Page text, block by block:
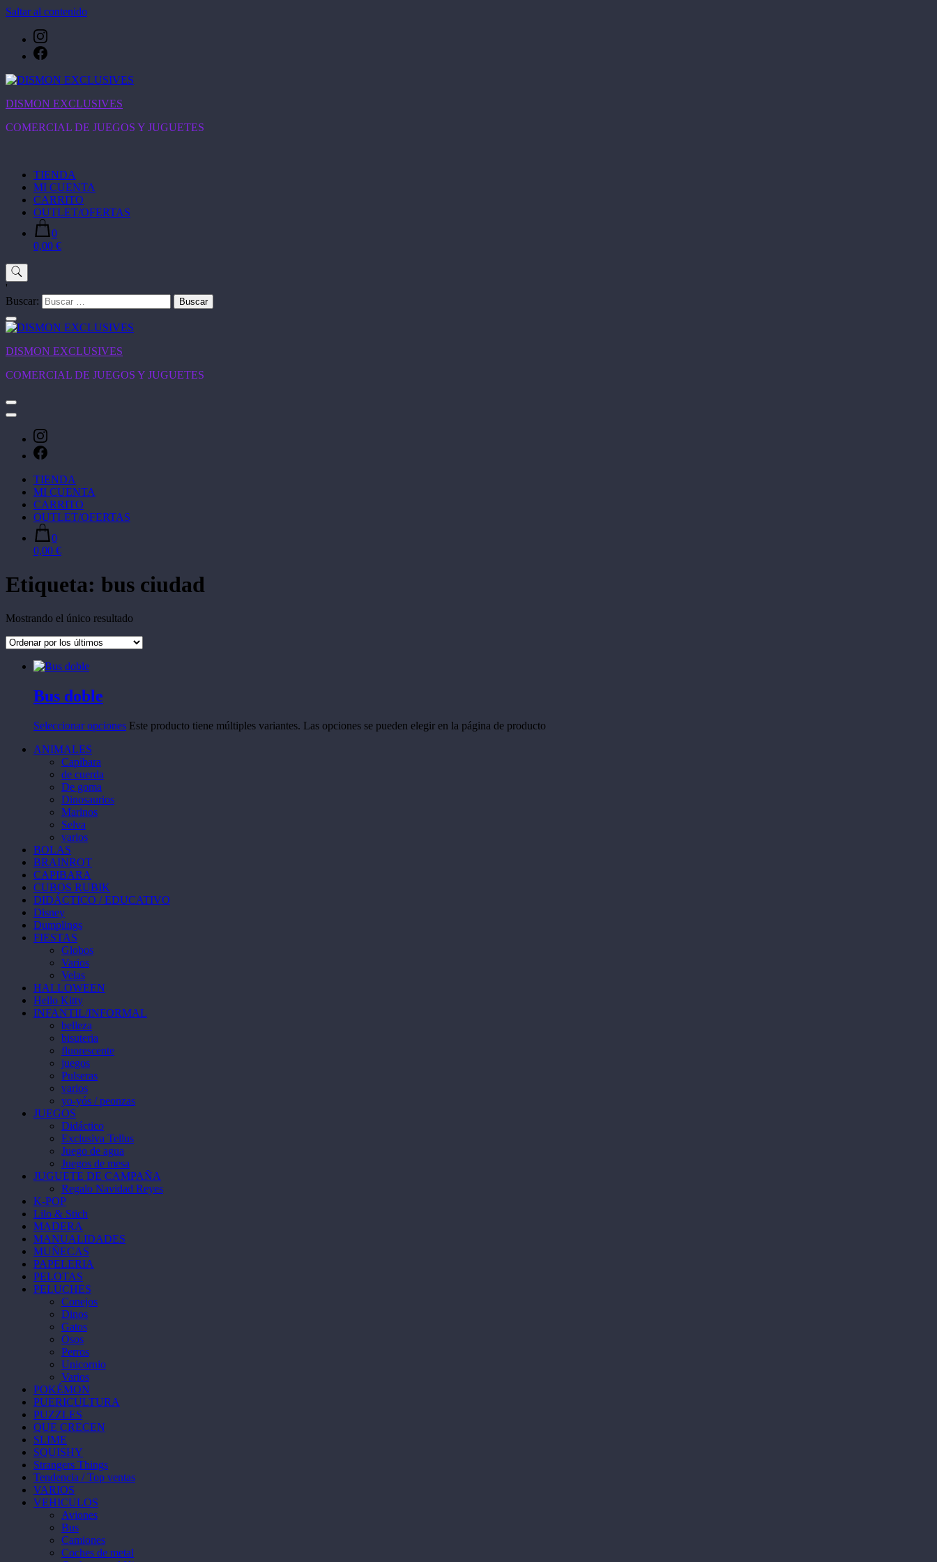
Saltar al contenido
DISMON EXCLUSIVES
COMERCIAL DE JUEGOS Y JUGUETES
TIENDA
MI CUENTA
CARRITO
OUTLET/OFERTAS
0
0,00 €
'
Buscar:
DISMON EXCLUSIVES
COMERCIAL DE JUEGOS Y JUGUETES
TIENDA
MI CUENTA
CARRITO
OUTLET/OFERTAS
0
0,00 €
Etiqueta: bus ciudad
Mostrando el único resultado
Bus doble
Seleccionar opciones Este producto tiene múltiples variantes. Las opciones se pueden elegir en la página de producto
ANIMALES
Capibara
de cuerda
De goma
Dinosaurios
Marinos
Selva
varios
BOLAS
BRAINROT
CAPIBARA
CUBOS RUBIK
DIDÁCTICO / EDUCATIVO
Disney
Dumplings
FIESTAS
Globos
Varios
Velas
HALLOWEEN
Hello Kitty
INFANTIL/INFORMAL
belleza
bisuteria
fluorescente
juegos
Pulseras
varios
yo-yós / peonzas
JUEGOS
Didáctico
Exclusiva Tellus
Juego de agua
Juegos de mesa
JUGUETE DE CAMPAÑA
Regalo Navidad Reyes
K-POP
Lilo & Stich
MADERA
MANUALIDADES
MUÑECAS
PAPELERIA
PELOTAS
PELUCHES
Conejos
Dinos
Gatos
Osos
Perros
Unicornio
Varios
POKÉMON
PUERICULTURA
PUZZLES
QUE CRECEN
SLIME
SQUISHY
Strangers Things
Tendencia / Top ventas
VARIOS
VEHICULOS
Aviones
Bus
Camiones
Coches de metal